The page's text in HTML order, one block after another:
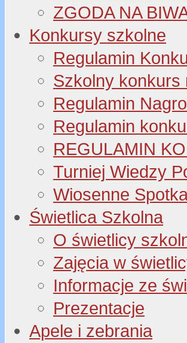
ZGODA NA
Konkursy szkolne
Regulamin
Szkolny konkurs
Regulamin
Regulamin
REGULAMIN
Turniej Wiedzy
Wiosenne
Świetlica Szkolna
O świetlicy
Zajęcia w
Informacje ze
Prezentacje
Apele i zebrania